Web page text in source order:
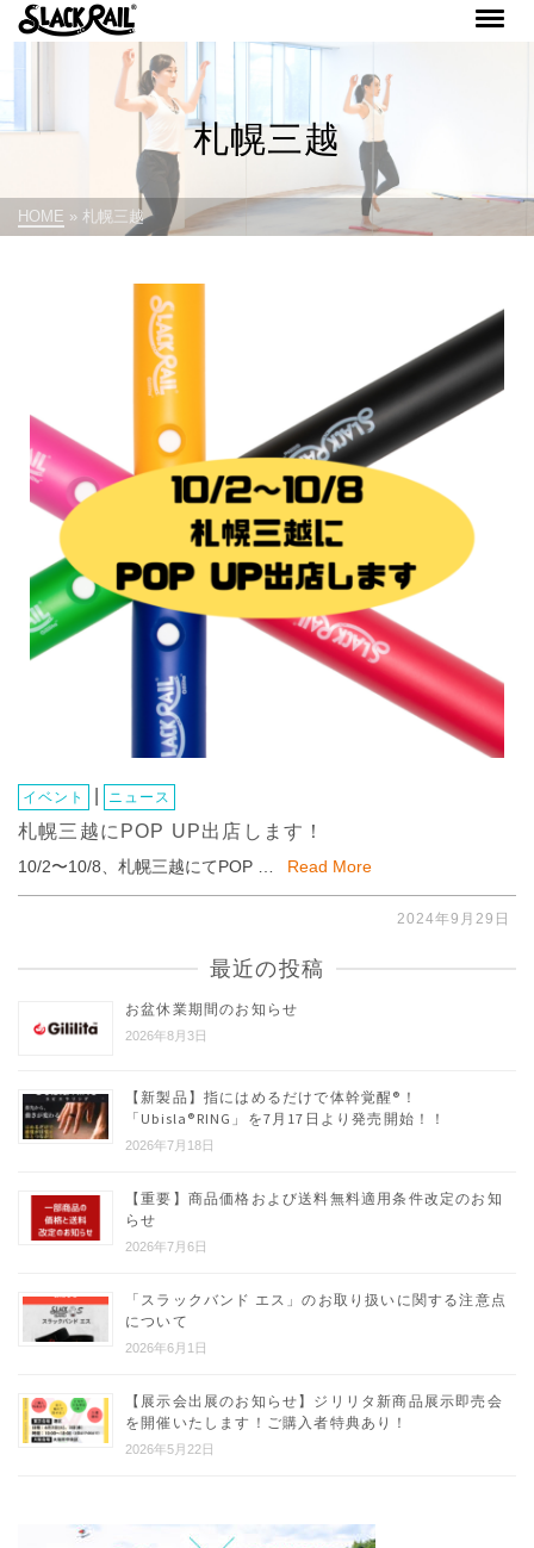
札幌三越
HOME » 札幌三越
イベント ニュース
札幌三越にPOP UP出店します！
10/2〜10/8、札幌三越にてPOP … Read More
2024年9月29日
最近の投稿
お盆休業期間のお知らせ
2026年8月3日
【新製品】指にはめるだけで体幹覚醒®︎！
「Ubisla®︎RING」を7月17日より発売開始！！
2026年7月18日
【重要】商品価格および送料無料適用条件改定のお知
らせ
2026年7月6日
「スラックバンド エス」のお取り扱いに関する注意点
について
2026年6月1日
【展示会出展のお知らせ】ジリリタ新商品展示即売会
を開催いたします！ご購入者特典あり！
2026年5月22日